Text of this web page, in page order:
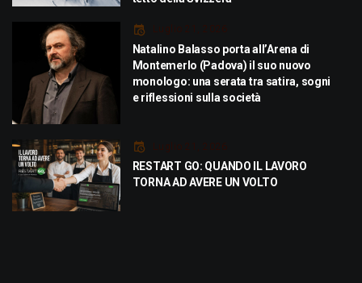
Luglio 21, 2026
Natalino Balasso porta all’Arena di
Montemerlo (Padova) il suo nuovo
monologo: una serata tra satira, sogni
e riflessioni sulla società
Luglio 21, 2026
RESTART GO: QUANDO IL LAVORO
TORNA AD AVERE UN VOLTO